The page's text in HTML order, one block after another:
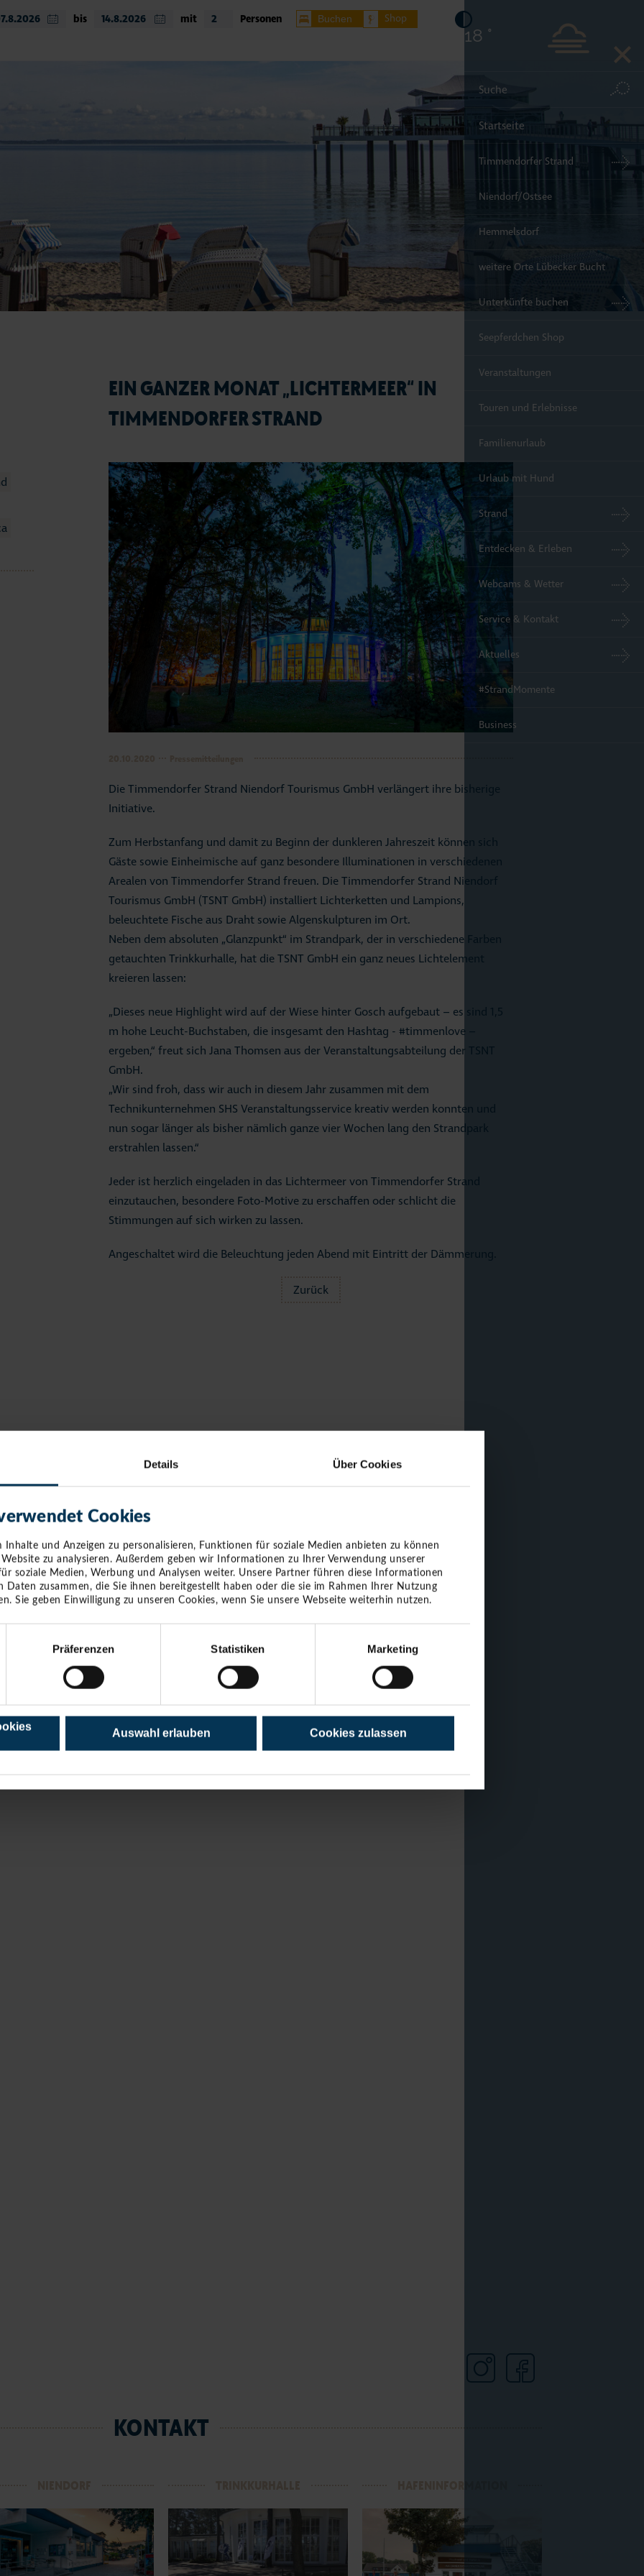
Details Über Cookies
Cookies
Inhalte und Anzeigen zu personalisieren, Funktionen für soziale Medien anbieten zu können
zu analysieren. Außerdem geben wir Informationen zu Ihrer Verwendung unserer
soziale Medien, Werbung und Analysen weiter. Unsere Partner führen diese Informationen
Daten zusammen, die Sie ihnen bereitgestellt haben oder die sie im Rahmen Ihrer Nutzung
Sie geben Einwilligung zu unseren Cookies, wenn Sie unsere Webseite weiterhin nutzen.
Präferenzen Statistiken Marketing
Auswahl erlauben Cookies zulassen
bis mit Personen Buchen Shop
18 °
Startseite
Timmendorfer Strand
Niendorf/Ostsee
Hemmelsdorf
weitere Orte Lübecker Bucht
Unterkünfte buchen
Seepferdchen Shop
Veranstaltungen
Touren und Erlebnisse
Familienurlaub
Urlaub mit Hund
Strand
Entdecken & Erleben
Webcams & Wetter
Service & Kontakt
Aktuelles
#StrandMomente
Business
EIN GANZER MONAT „LICHTERMEER“ IN
TIMMENDORFER STRAND
Die Timmendorfer Strand Niendorf Tourismus GmbH verlängert ihre bisherige
Initiative.
Zum Herbstanfang und damit zu Beginn der dunkleren Jahreszeit können sich
Gäste sowie Einheimische auf ganz besondere Illuminationen in verschiedenen
Arealen von Timmendorfer Strand freuen. Die Timmendorfer Strand Niendorf
Tourismus GmbH (TSNT GmbH) installiert Lichterketten und Lampions,
beleuchtete Fische aus Draht sowie Algenskulpturen im Ort.
Neben dem absoluten „Glanzpunkt“ im Strandpark, der in verschiedene Farben
getauchten Trinkkurhalle, hat die TSNT GmbH ein ganz neues Lichtelement
kreieren lassen:
„Dieses neue Highlight wird auf der Wiese hinter Gosch aufgebaut – es sind 1,5
m hohe Leucht-Buchstaben, die insgesamt den Hashtag - #timmenlove –
ergeben,“ freut sich Jana Thomsen aus der Veranstaltungsabteilung der TSNT
GmbH.
„Wir sind froh, dass wir auch in diesem Jahr zusammen mit dem
Technikunternehmen SHS Veranstaltungsservice kreativ werden konnten und
nun sogar länger als bisher nämlich ganze vier Wochen lang den Strandpark
erstrahlen lassen.“
Jeder ist herzlich eingeladen in das Lichtermeer von Timmendorfer Strand
einzutauchen, besondere Foto-Motive zu erschaffen oder schlicht die
Stimmungen auf sich wirken zu lassen.
Angeschaltet wird die Beleuchtung jeden Abend mit Eintritt der Dämmerung.
Zurück
KONTAKT